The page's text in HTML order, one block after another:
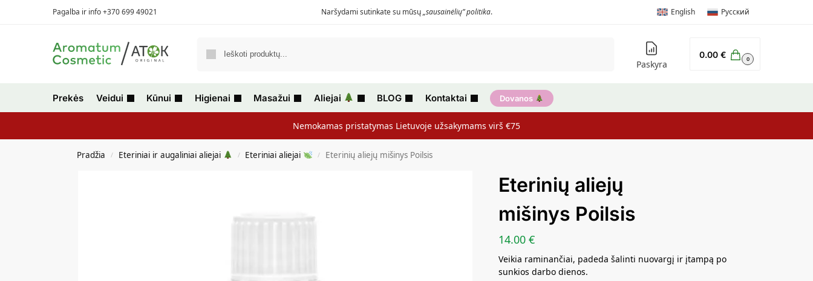
Pagalba ir info +370 699 49021 Naršydami sutinkate su mūsų„sausainėlių” politika. English Русский
Paskyra
0.00 € 0
Prekės Veidui Kūnui Higienai Masažui Aliejai BLOG Kontaktai Dovanos
Nemokamas pristatymas Lietuvoje užsakymams virš €75
Pradžia / Eteriniai ir augaliniai aliejai / Eteriniai aliejai / Eterinių aliejų mišinys Poilsis
Eterinių aliejų
mišinys Poilsis
14.00€
Veikia raminančiai, padeda šalinti nuovargį ir įtampą po
sunkios darbo dienos.